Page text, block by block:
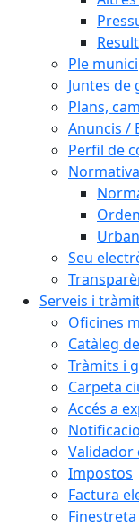
Ple
Juntes de
Plans,
Anuncis /
Perfil de
Normativa
Seu
Serveis i
Oficines
Catàleg
Tràmits i
Carpeta
Accés a
Validador
Impostos
Factura